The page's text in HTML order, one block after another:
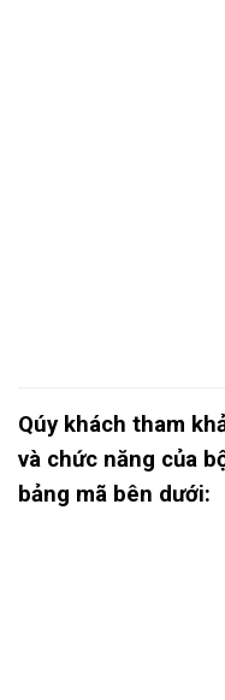
Qúy khách tham
và chức năng của
bảng mã bên dưới: